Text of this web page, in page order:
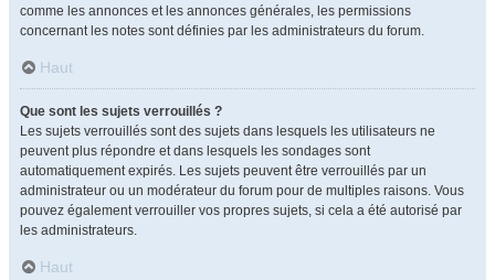
comme les annonces et les annonces générales, les permissions
concernant les notes sont définies par les administrateurs du forum.
Haut
Que sont les sujets verrouillés ?
Les sujets verrouillés sont des sujets dans lesquels les utilisateurs ne
peuvent plus répondre et dans lesquels les sondages sont
automatiquement expirés. Les sujets peuvent être verrouillés par un
administrateur ou un modérateur du forum pour de multiples raisons. Vous
pouvez également verrouiller vos propres sujets, si cela a été autorisé par
les administrateurs.
Haut